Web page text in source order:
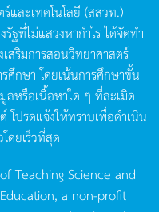
และเทคโนโลยี (สสวท.)
ฐที่ไม่แสวงหากำไรได้จัดทำ
เสริมการสอนวิทยาศาสตร์
ศึกษา โดยเน้นการศึกษาขั้น
หรือเนื้อหาใด ๆ ที่ละเมิด
โปรดแจ้งให้ทราบเพื่อดำเนิน
ดยเร็วที่สุด
Teaching Science and
a non-profit